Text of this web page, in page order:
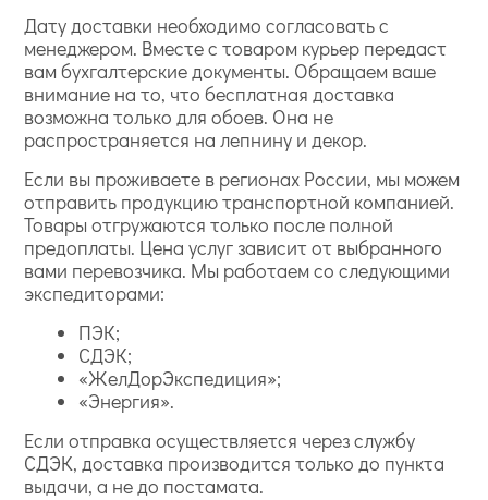
Дату доставки необходимо согласовать с
менеджером. Вместе с товаром курьер передаст
вам бухгалтерские документы. Обращаем ваше
внимание на то, что бесплатная доставка
возможна только для обоев. Она не
распространяется на лепнину и декор.
Если вы проживаете в регионах России, мы можем
отправить продукцию транспортной компанией.
Товары отгружаются только после полной
предоплаты. Цена услуг зависит от выбранного
вами перевозчика. Мы работаем со следующими
экспедиторами:
ПЭК;
СДЭК;
«ЖелДорЭкспедиция»;
«Энергия».
Если отправка осуществляется через службу
СДЭК, доставка производится только до пункта
выдачи, а не до постамата.